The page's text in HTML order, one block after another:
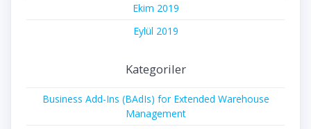
Ekim 2019
Eylül 2019
Kategoriler
Business Add-Ins (BAdIs) for Extended Warehouse
Management